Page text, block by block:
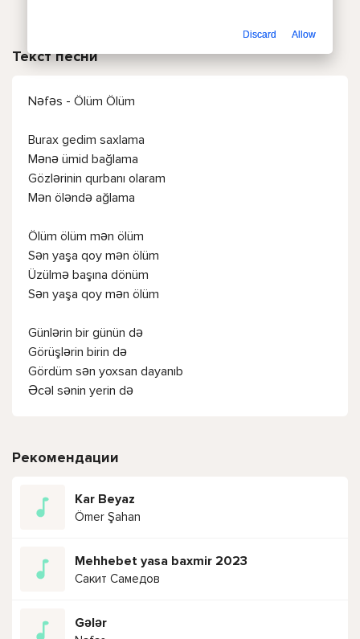
Текст песни
Nəfəs - Ölüm Ölüm
Burax gedim saxlama
Mənə ümid bağlama
Gözlərinin qurbanı olaram
Mən öləndə ağlama
Ölüm ölüm mən ölüm
Sən yaşa qoy mən ölüm
Üzülmə başına dönüm
Sən yaşa qoy mən ölüm
Günlərin bir günün də
Görüşlərin birin də
Gördüm sən yoxsan dayanıb
Əcəl sənin yerin də
Рекомендации
Kar Beyaz
Ömer Şahan
Mehhebet yasa baxmir 2023
Сакит Самедов
Gələr
Discard Allow